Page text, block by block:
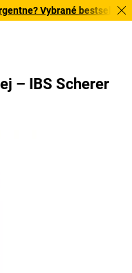
Vybrané bestsellery
– IBS Scherer